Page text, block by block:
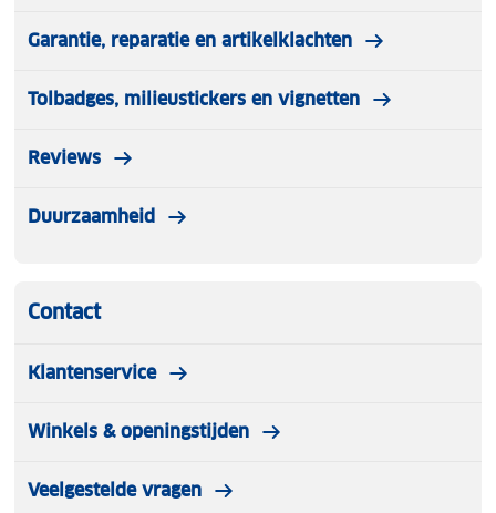
Garantie, reparatie en artikelklachten
Tolbadges, milieustickers en vignetten
Reviews
Duurzaamheid
Contact
Klantenservice
Winkels & openingstijden
Veelgestelde vragen